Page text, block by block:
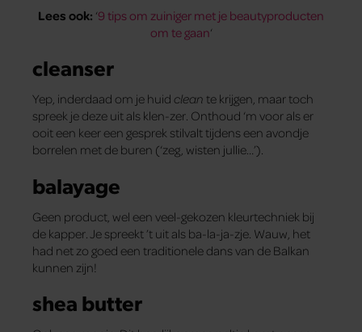
Lees ook: ‘9 tips om zuiniger met je beautyproducten
om te gaan‘
cleanser
Yep, inderdaad om je huid clean te krijgen, maar toch
spreek je deze uit als klen-zer. Onthoud ‘m voor als er
ooit een keer een gesprek stilvalt tijdens een avondje
borrelen met de buren (‘zeg, wisten jullie…’).
balayage
Geen product, wel een veel-gekozen kleurtechniek bij
de kapper. Je spreekt ’t uit als ba-la-ja-zje. Wauw, het
had net zo goed een traditionele dans van de Balkan
kunnen zijn!
shea butter